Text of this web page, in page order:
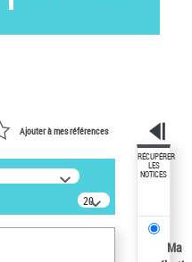
Ajouter à mes références
20
résultats/page
RÉCUPÉRER
LES
NOTICES
Ma